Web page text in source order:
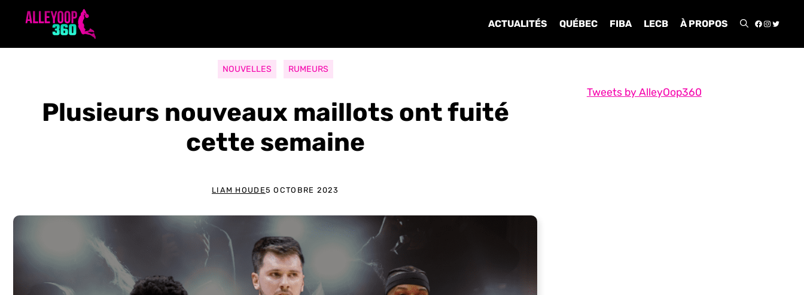
ACTUALITÉS QUÉBEC FIBA LECB À PROPOS
NOUVELLES RUMEURS
Plusieurs nouveaux maillots ont fuité
cette semaine
LIAM HOUDE5 OCTOBRE 2023
Tweets by AlleyOop360